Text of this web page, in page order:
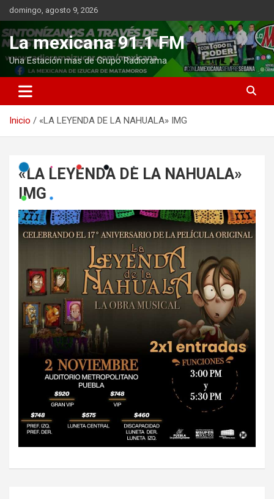
Saltar
al
contenido
domingo, agosto 9, 2026
La mexicana 91.1 FM
Una Estación mas de Grupo Radiorama
Inicio «LA LEYENDA DE LA NAHUALA» IMG
«LA LEYENDA DE LA NAHUALA»
IMG